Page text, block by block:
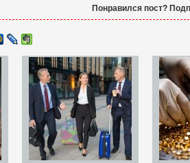
Понравился пост?